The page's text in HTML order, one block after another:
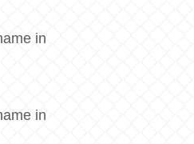
in
in